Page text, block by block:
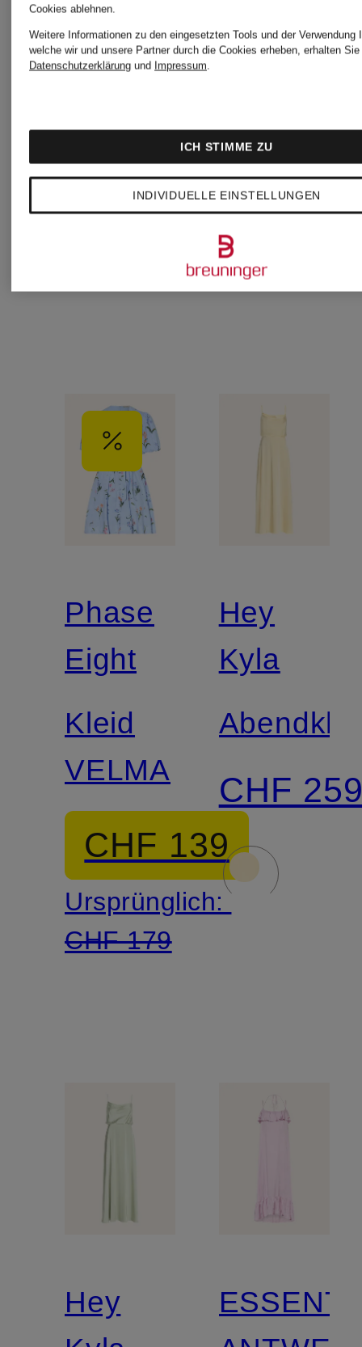
Kleid
CHF
CHF 209
Phase
Eight
Kleid
VELMA
CHF 139
Ursprünglich:
CHF 179
Hey
Kyla
CHF
Hey
Cookies ablehnen.
Weitere Informationen zu den eingesetzten Tools und der Verwendung
welche wir und unsere Partner durch die Cookies erheben, erhalten
Datenschutzerklärung und Impressum.
INDIVIDUELLE EINSTELLUNGEN
ICH STIMME ZU